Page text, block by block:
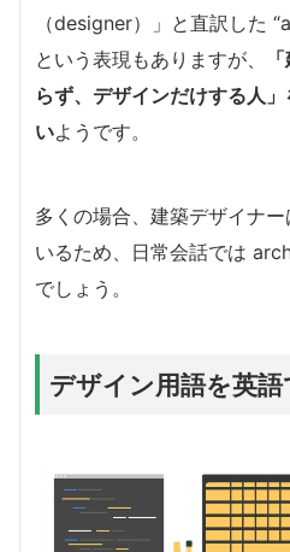
（designer）」と直訳した
という表現もありますが、
らず、デザインだけする人
いようです。
多くの場合、建築デザイナ
いるため、日常会話では
でしょう。
デザイン用語を英